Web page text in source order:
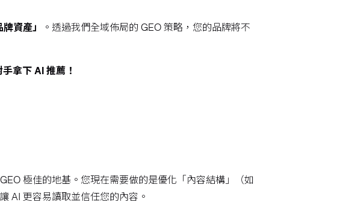
資產」
。透過我們全域佈局的 GEO 策略，您的品牌將不
手拿下 AI 推薦！
極佳的地基。您現在需要做的是優化「內容結構」（如
AI 更容易讀取並信任您的內容。